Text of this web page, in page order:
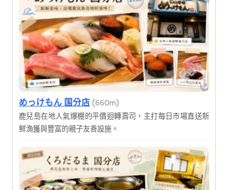
めっけもん 国分店 (660m)
鹿兒島在地人氣爆棚的平價迴轉壽司，主打每日市場直送新
鮮漁獲與豐富的親子友善設施。